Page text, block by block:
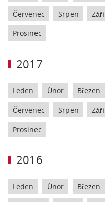
Červenec Srpen Září
Prosinec
2017
Leden Únor Březen
Červenec Srpen Září
Prosinec
2016
Leden Únor Březen